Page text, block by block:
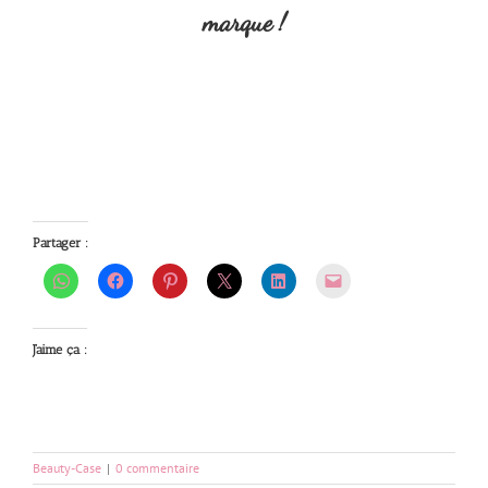
marque !
Partager :
J’aime ça :
Beauty-Case | 0 commentaire